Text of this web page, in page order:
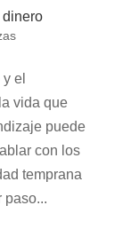
el
vida que
puede
con los
temprana
paso...